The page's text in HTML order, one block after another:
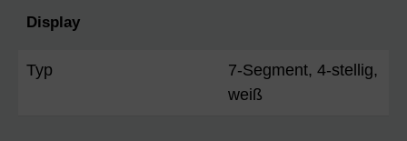
Display
Typ
7-Segment, 4-stellig,
weiß